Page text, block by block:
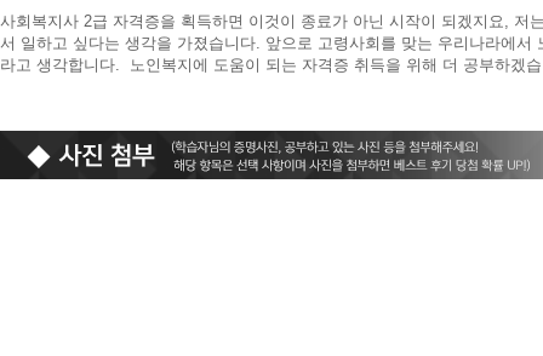
사회복지사 2급 자격증을 획득하면 이것이 종료가 아닌 시작이 되겠지요, 저
서 일하고 싶다는 생각을 가졌습니다. 앞으로 고령사회를 맞는 우리나라에서
라고 생각합니다. 노인복지에 도움이 되는 자격증 취득을 위해 더 공부하겠